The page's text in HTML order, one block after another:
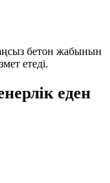
бетон жабынын
етеді.
еден